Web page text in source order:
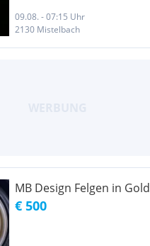
09.08. - 07:15 Uhr
2130 Mistelbach
MB Design Felgen in Gold
€ 500